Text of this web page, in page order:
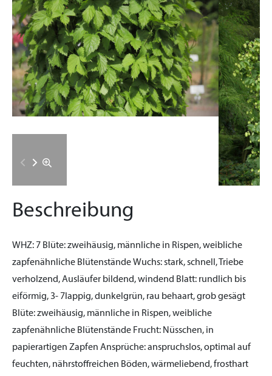
Beschreibung
WHZ: 7 Blüte:zweihäusig, männliche in Rispen, weibliche
zapfenähnliche BlütenständeWuchs:stark, schnell, Triebe
verholzend, Ausläufer bildend, windend Blatt: rundlich bis
eiförmig, 3- 7lappig, dunkelgrün, rau behaart, grob gesägt
Blüte:zweihäusig, männliche in Rispen, weibliche
zapfenähnliche Blütenstände Frucht: Nüsschen, in
papierartigen Zapfen Ansprüche:anspruchslos, optimal auf
feuchten, nährstoffreichen Böden, wärmeliebend, frosthart